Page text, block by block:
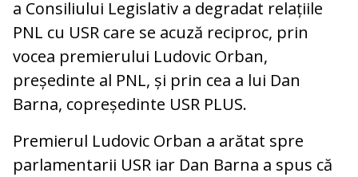
a Consiliului Legislativ a degradat relațiile
PNL cu USR care se acuză reciproc, prin
vocea premierului Ludovic Orban,
președinte al PNL, și prin cea a lui Dan
Barna, copreședinte USR PLUS.
Premierul Ludovic Orban a arătat spre
parlamentarii USR iar Dan Barna a spus că